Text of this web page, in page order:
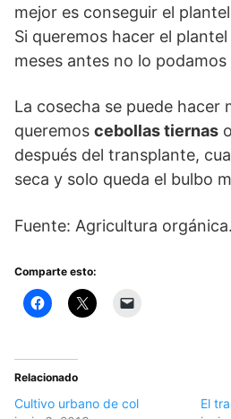
mejor es conseguir el
Si queremos hacer el
meses antes no lo
La cosecha se puede hacer
queremos cebollas tiernas
después del transplante,
seca y solo queda el bulbo
Fuente: Agricultura
Comparte esto:
Relacionado
Cultivo urbano de col
El